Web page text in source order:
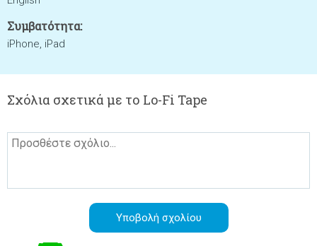
Συμβατότητα:
iPhone, iPad
Σχόλια σχετικά με το Lo-Fi Tape